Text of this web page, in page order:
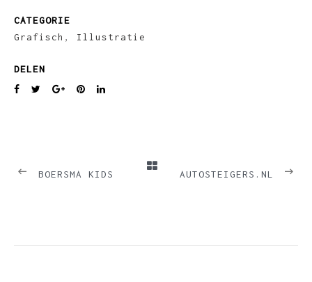
CATEGORIE
Grafisch , Illustratie
DELEN
BOERSMA KIDS AUTOSTEIGERS.NL